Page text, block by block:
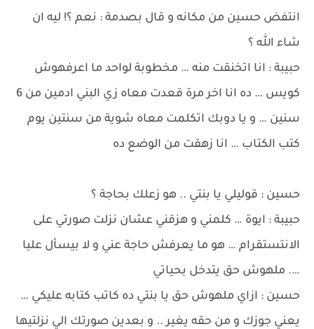
انتفض حسين من مكانه و قال بصدمة : نعم ؟! ليه ان
شاء الله ؟
حبيبة : انا اتخنقت منه … مخطوبة لواحد ما اعرفهوش
كويس … ده انا اخر مرة قعدت معاه زي البني ادمين من 6
سنين … و يا دوبك اتكلمت معاه شوية من سنتين يوم
كتب الكتاب … انا زهقت من الوضع ده
حسين : قوليلي يا بنتي .. هو زعلك بحاجة ؟
حبيبة : ايوة … كلمني و هزقني عشان نزلت صورتي على
الانتستقرام … هو ما يعرفش حاجة عني و لا بيسأل عليا
…. ملهوش حق يتدخل بحياتي
حسين : ازاي ملهوش حق يا بنتي ده كاتب كتابه عليكي …
يعني جوزك و من حقه يغير .. و بعدين صورتك الي نزلتيها